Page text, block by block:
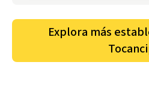
Explora más